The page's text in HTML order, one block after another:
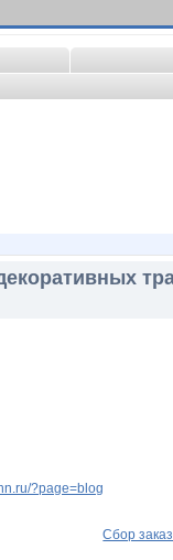
?page=blog
Сбор